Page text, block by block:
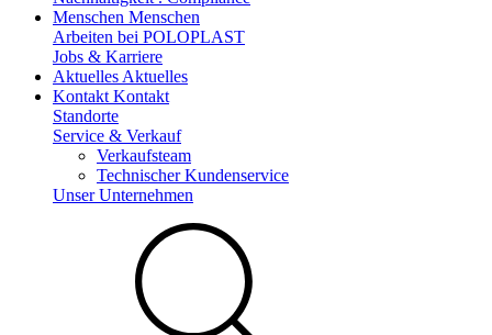
Menschen Menschen
Arbeiten bei POLOPLAST
Jobs & Karriere
Aktuelles Aktuelles
Kontakt Kontakt
Standorte
Service & Verkauf
Verkaufsteam
Technischer Kundenservice
Unser Unternehmen